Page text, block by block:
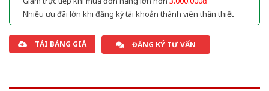
Nhiều ưu đãi lớn khi đăng ký tài khoản thành viên thân thiết
TẢI BẢNG GIÁ ĐĂNG KÝ TƯ VẤN